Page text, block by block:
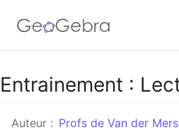
Google Classroom
Classe GeoGebra
Entrainement :
Auteur : Profs de Van der